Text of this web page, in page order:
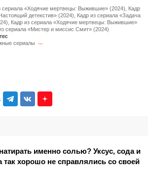
сериала «Ходячие мертвецы: Выжившие» (2024), Кадр
детекстив» (2024), Кадр из сериала «Задача
Кадр из сериала «Ходячие мертвецы: Выжившие»
сериала «Мистер и миссис Смит» (2024)
сериалы
именно солью? Уксус, сода и
так хорошо не справлялись со своей